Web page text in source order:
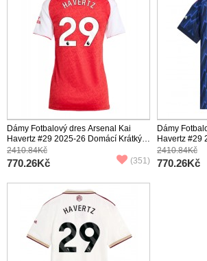
Dámy Fotbalový dres Arsenal Kai
Havertz #29 2025-26 Domácí Krátký
Rukáv
2410.84Kč
770.26Kč (351)
Dámy
Havertz #29
Rukáv
2410.84Kč
770.26Kč